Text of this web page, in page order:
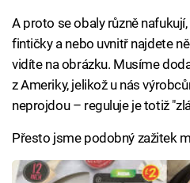
A proto se obaly různě
fintičky a nebo uvnitř najdete
vidíte na obrázku. Musíme
z Ameriky, jelikož u nás
neprojdou – reguluje je totiž
Přesto jsme podobný zažitek